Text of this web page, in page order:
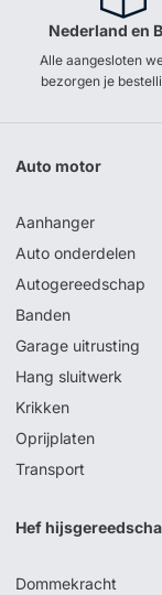
Nederland en
Alle aangesloten
bezorgen je
Auto motor
Aanhanger
Auto onderdelen
Autogereedschap
Banden
Garage uitrusting
Hang sluitwerk
Krikken
Oprijplaten
Transport
Hef
Dommekracht